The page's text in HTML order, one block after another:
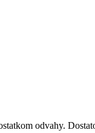
odvahy.